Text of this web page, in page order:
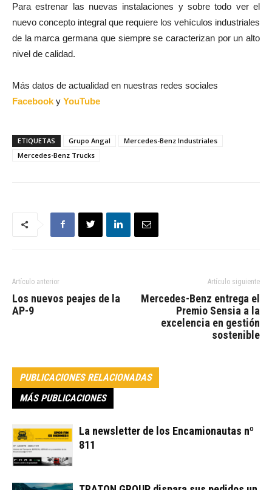
Para estrenar las nuevas instalaciones y sobre todo ver el
nuevo concepto integral que requiere los vehículos industriales
de la marca germana que siempre se caracterizan por un alto
nivel de calidad.
Más datos de actualidad en nuestras redes sociales
Facebook y YouTube
ETIQUETAS Grupo Angal
Mercedes-Benz Industriales
Mercedes-Benz Trucks
Artículo anterior
Los nuevos peajes de la
AP-9
Artículo siguiente
Mercedes-Benz entrega el
Premio Sensia a la
excelencia en gestión
sostenible
PUBLICACIONES RELACIONADAS
MÁS PUBLICACIONES
La newsletter de los Encamionautas nº
811